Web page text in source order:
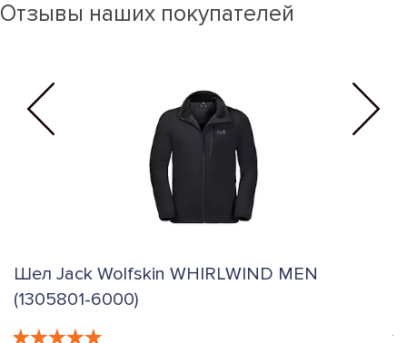
Отзывы наших покупателей
Шел Jack Wolfskin WHIRLWIND MEN
(1305801-6000)